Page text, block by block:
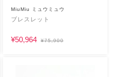
MiuMiu ミュウミュウ
ブレスレット
¥50,964 ¥75,900